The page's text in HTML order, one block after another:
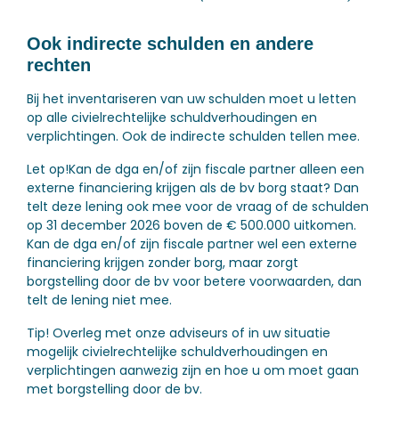
Ook indirecte schulden en andere
rechten
Bij het inventariseren van uw schulden moet u letten
op alle civielrechtelijke schuldverhoudingen en
verplichtingen. Ook de indirecte schulden tellen mee.
Let op!Kan de dga en/of zijn fiscale partner alleen een
externe financiering krijgen als de bv borg staat? Dan
telt deze lening ook mee voor de vraag of de schulden
op 31 december 2026 boven de € 500.000 uitkomen.
Kan de dga en/of zijn fiscale partner wel een externe
financiering krijgen zonder borg, maar zorgt
borgstelling door de bv voor betere voorwaarden, dan
telt de lening niet mee.
Tip! Overleg met onze adviseurs of in uw situatie
mogelijk civielrechtelijke schuldverhoudingen en
verplichtingen aanwezig zijn en hoe u om moet gaan
met borgstelling door de bv.